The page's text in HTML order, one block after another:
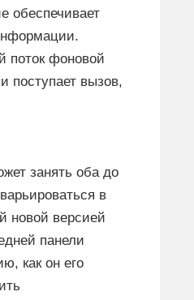
обеспечивает
поток фоновой
поступает вызов,
занять оба до
в
новой версией
панели
как он его